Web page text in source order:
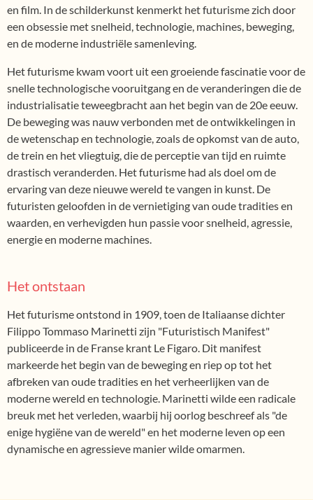
en film. In de schilderkunst kenmerkt het futurisme zich door
een obsessie met snelheid, technologie, machines, beweging,
en de moderne industriële samenleving.
Het futurisme kwam voort uit een groeiende fascinatie voor de
snelle technologische vooruitgang en de veranderingen die de
industrialisatie teweegbracht aan het begin van de 20e eeuw.
De beweging was nauw verbonden met de ontwikkelingen in
de wetenschap en technologie, zoals de opkomst van de auto,
de trein en het vliegtuig, die de perceptie van tijd en ruimte
drastisch veranderden. Het futurisme had als doel om de
ervaring van deze nieuwe wereld te vangen in kunst. De
futuristen geloofden in de vernietiging van oude tradities en
waarden, en verhevigden hun passie voor snelheid, agressie,
energie en moderne machines.
Het ontstaan
Het futurisme ontstond in 1909, toen de Italiaanse dichter
Filippo Tommaso Marinetti zijn "Futuristisch Manifest"
publiceerde in de Franse krant Le Figaro. Dit manifest
markeerde het begin van de beweging en riep op tot het
afbreken van oude tradities en het verheerlijken van de
moderne wereld en technologie. Marinetti wilde een radicale
breuk met het verleden, waarbij hij oorlog beschreef als "de
enige hygiëne van de wereld" en het moderne leven op een
dynamische en agressieve manier wilde omarmen.